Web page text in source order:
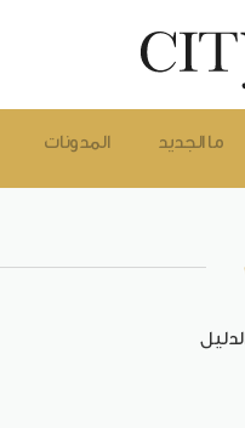
المدونات ما الجديد